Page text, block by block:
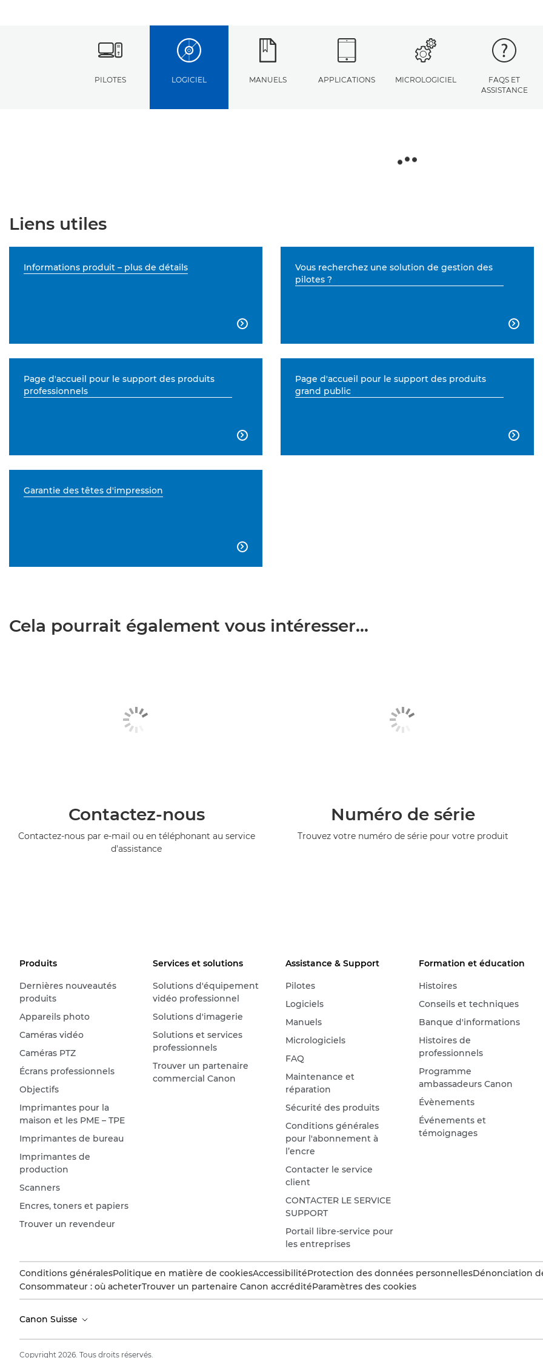
PILOTES LOGICIEL MANUELS APPLICATIONS MICROLOGICIEL
FAQS ET
ASSISTANCE
Liens utiles
Informations produit – plus de détails

Vous recherchez une solution de gestion des
pilotes ?

Page d'accueil pour le support des produits
professionnels

Page d'accueil pour le support des produits
grand public

Garantie des têtes d'impression

Cela pourrait également vous intéresser...
Contactez-nous
Contactez-nous par e-mail ou en téléphonant au service
d'assistance
Numéro de série
Trouvez votre numéro de série pour votre produit
Produits
Dernières nouveautés
produits
Appareils photo
Caméras vidéo
Caméras PTZ
Écrans professionnels
Objectifs
Imprimantes pour la
maison et les PME – TPE
Imprimantes de bureau
Imprimantes de
production
Scanners
Encres, toners et papiers
Trouver un revendeur
Services et solutions
Solutions d'équipement
vidéo professionnel
Solutions d'imagerie
Solutions et services
professionnels
Trouver un partenaire
commercial Canon
Assistance & Support
Pilotes
Logiciels
Manuels
Micrologiciels
FAQ
Maintenance et
réparation
Sécurité des produits
Conditions générales
pour l'abonnement à
l’encre
Contacter le service
client
CONTACTER LE SERVICE
SUPPORT
Portail libre-service pour
les entreprises
Formation et éducation
Histoires
Conseils et techniques
Banque d'informations
Histoires de
professionnels
Programme
ambassadeurs Canon
Évènements
Événements et
témoignages
Conditions généralesPolitique en matière de cookiesAccessibilitéProtection des données personnellesDénonciation
Consommateur : où acheterTrouver un partenaire Canon accréditéParamètres des cookies
Canon Suisse
Copyright 2026. Tous droits réservés.